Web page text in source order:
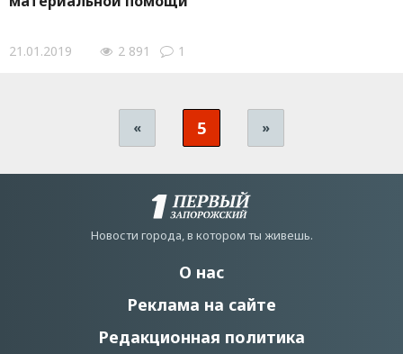
21.01.2019 2 891 1
« 5 »
Новости города, в котором ты живешь.
О нас
Реклама на сайте
Редакционная политика